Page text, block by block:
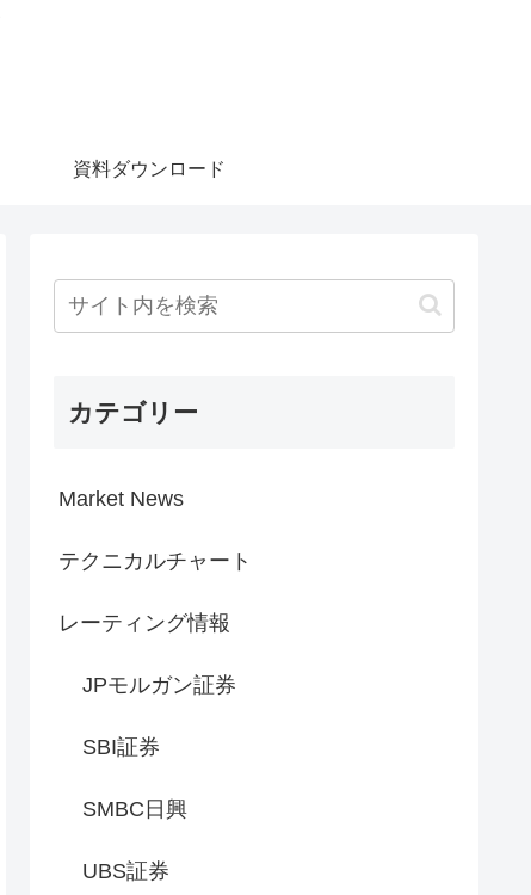
資料ダウンロード
カテゴリー
Market News
テクニカルチャート
レーティング情報
JPモルガン証券
SBI証券
SMBC日興
UBS証券